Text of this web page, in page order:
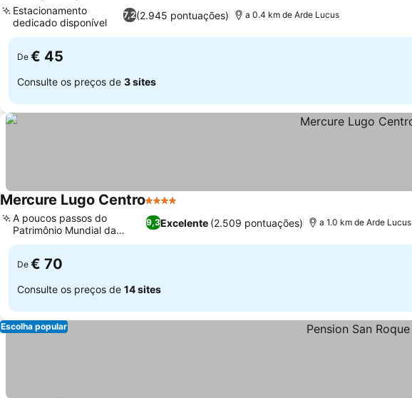
7,2(2.945 pontuações)
Estacionamento
dedicado disponível
a 0.4 km de Arde Lucus
De € 45
Consulte os preços de 3 sites
Mercure Lugo Centro4 Estrelas
9,3Excelente (2.509 pontuações)
A poucos passos do
Patrimônio Mundial da
UNESCO
a 1.0 km de Arde Lucus
De € 70
Consulte os preços de 14 sites
Escolha popular